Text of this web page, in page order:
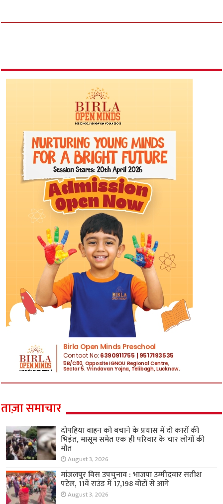
ताज़ा समाचार
दोपहिया वाहन को बचाने के प्रयास में दो कारों की
भिड़ंत, मासूम समेत एक ही परिवार के चार लोगों की
मौत
August 3, 2026
मांजलपुर विस उपचुनाव : भाजपा उम्मीदवार सतीश
पटेल, 11वें राउंड में 17,198 वोटों से आगे
August 3, 2026